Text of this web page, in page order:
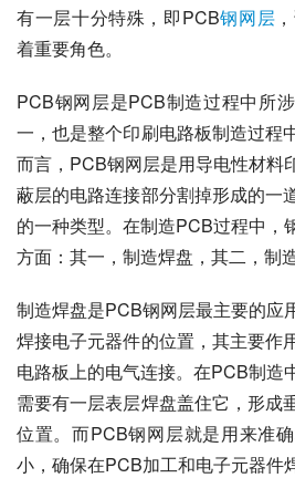
有一层十分特殊，即PCB钢网层
着重要角色。
PCB钢网层是PCB制造过程中所
一，也是整个印刷电路板制造过程
而言，PCB钢网层是用导电性材料
蔽层的电路连接部分割掉形成的一
的一种类型。在制造PCB过程中，
方面：其一，制造焊盘，其二，制
制造焊盘是PCB钢网层最主要的应
焊接电子元器件的位置，其主要作
电路板上的电气连接。在PCB制造
需要有一层表层焊盘盖住它，形成
位置。而PCB钢网层就是用来准
小，确保在PCB加工和电子元器件